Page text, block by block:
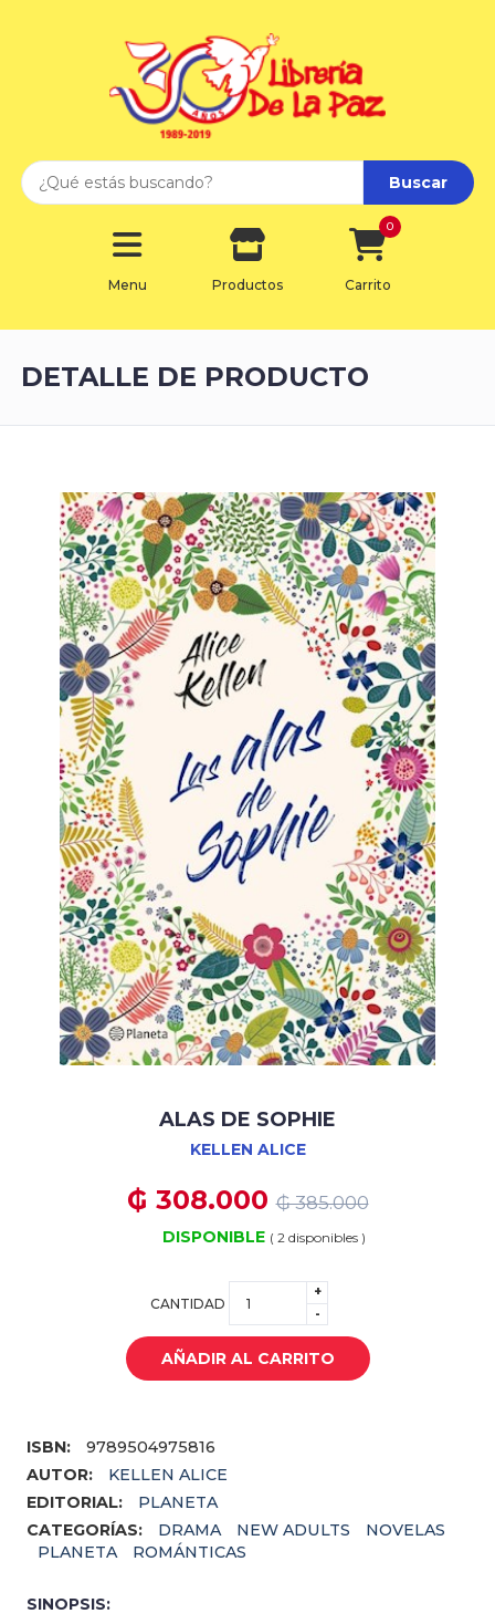
Buscar
Menu Productos Carrito
0
DETALLE DE PRODUCTO
ALAS DE SOPHIE
KELLEN ALICE
₲ 308.000₲ 385.000
DISPONIBLE ( 2 disponibles )
CANTIDAD
+
-
AÑADIR AL CARRITO
ISBN:
9789504975816
AUTOR:
KELLEN ALICE
EDITORIAL:
PLANETA
CATEGORÍAS:
DRAMA NEW ADULTS
NOVELAS
PLANETA
ROMÁNTICAS
SINOPSIS: